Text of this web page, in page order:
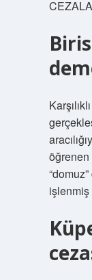
işlenmiş